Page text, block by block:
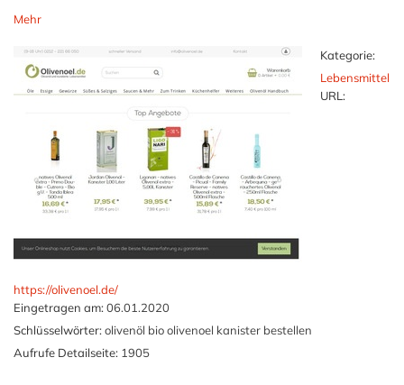
Mehr
Kategorie:
Lebensmittel
URL:
https://olivenoel.de/
Eingetragen am: 06.01.2020
Schlüsselwörter: olivenöl bio olivenoel kanister bestellen
Aufrufe Detailseite: 1905